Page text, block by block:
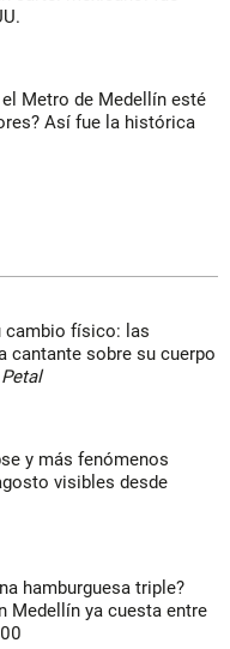
Metro de Medellín esté
Así fue la histórica
cambio físico: las
cantante sobre su cuerpo
Petal
y más fenómenos
visibles desde
hamburguesa triple?
Medellín ya cuesta entre